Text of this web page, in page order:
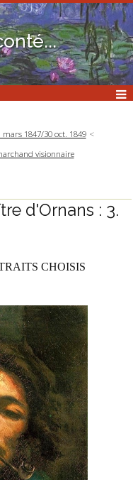
1847/30 oct. 1849
visionnaire
d'Ornans : 3.
CHOISIS